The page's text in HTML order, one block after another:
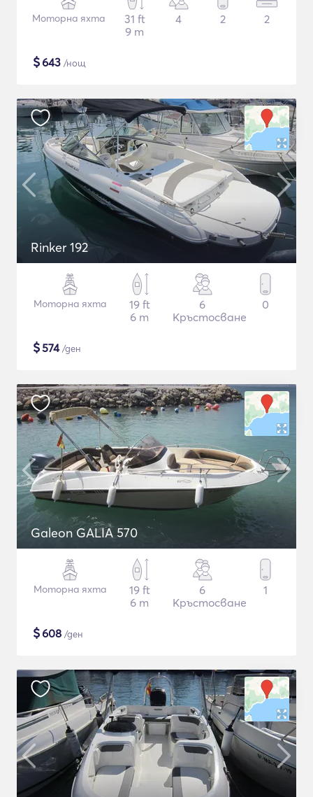
Моторна яхта
31 ft
9 m
4 2 2
$643 /нощ
Rinker 192
Моторна яхта
19 ft
6 m
6
Кръстосване
0
$574/ден
Galeon GALIA 570
Моторна яхта
19 ft
6 m
6
Кръстосване
1
$608 /ден